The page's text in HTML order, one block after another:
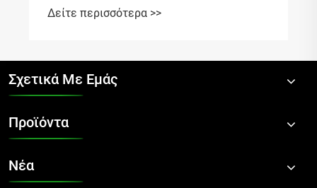
Δείτε περισσότερα >>
Σχετικά Με Εμάς
Προϊόντα
Νέα